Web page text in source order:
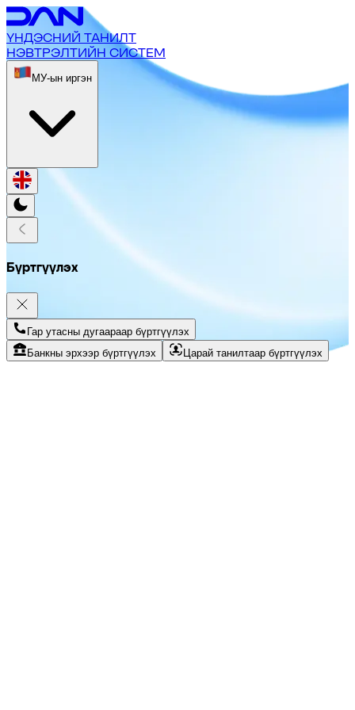
ҮНДЭСНИЙ ТАНИЛТ
НЭВТРЭЛТИЙН СИСТЕМ
МУ-ын иргэн
Бүртгүүлэх
Гар утасны дугаараар бүртгүүлэх
Банкны эрхээр бүртгүүлэх
Царай танилтаар бүртгүүлэх